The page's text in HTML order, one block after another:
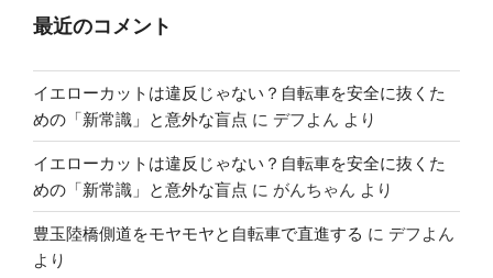
最近のコメント
イエローカットは違反じゃない？自転車を安全に抜くた
めの「新常識」と意外な盲点 に デフよん より
イエローカットは違反じゃない？自転車を安全に抜くた
めの「新常識」と意外な盲点 に がんちゃん より
豊玉陸橋側道をモヤモヤと自転車で直進する に デフよん
より